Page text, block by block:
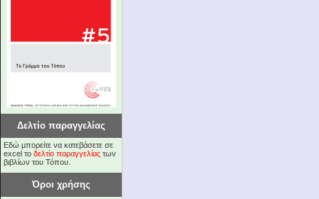
Δελτίο παραγγελίας
Εδώ μπορείτε να κατεβάσετε σε
excel το δελτίο παραγγελίας των
βιβλίων του Τόπου.
Όροι χρήσης